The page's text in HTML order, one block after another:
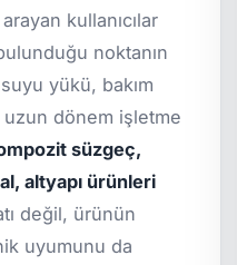
arayan kullanıcılar
noktanın
yükü, bakım
dönem işletme
süzgeç,
altyapı ürünleri
değil, ürünün
uyumunu da